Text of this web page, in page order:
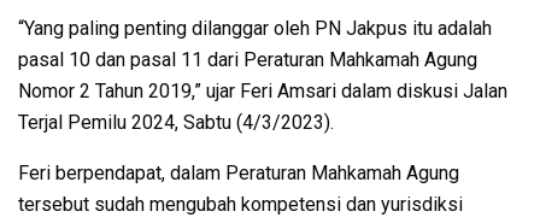
“Yang paling penting dilanggar oleh PN Jakpus itu adalah
pasal 10 dan pasal 11 dari Peraturan Mahkamah Agung
Nomor 2 Tahun 2019,” ujar Feri Amsari dalam diskusi Jalan
Terjal Pemilu 2024, Sabtu (4/3/2023).
Feri berpendapat, dalam Peraturan Mahkamah Agung
tersebut sudah mengubah kompetensi dan yurisdiksi